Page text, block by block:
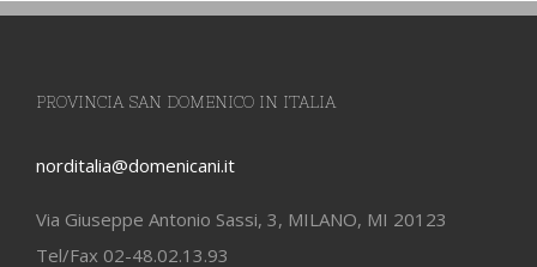
PROVINCIA SAN DOMENICO IN ITALIA
norditalia@domenicani.it
Via Giuseppe Antonio Sassi, 3, MILANO, MI 20123
Tel/Fax 02-48.02.13.93